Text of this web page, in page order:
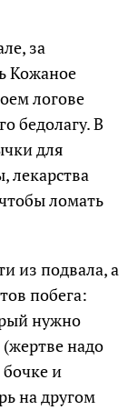
за
Кожаное
логове
бедолагу. В
для
лекарства
ломать
из подвала, а
побега:
нужно
надо
и
на другом